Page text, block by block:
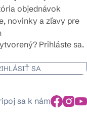
objednávok
novinky a zľavy pre
Prihláste sa.
SA
sa k nám